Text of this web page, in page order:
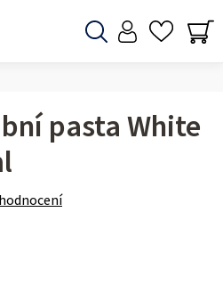
pasta White